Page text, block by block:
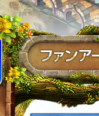
公式サイトにログイン